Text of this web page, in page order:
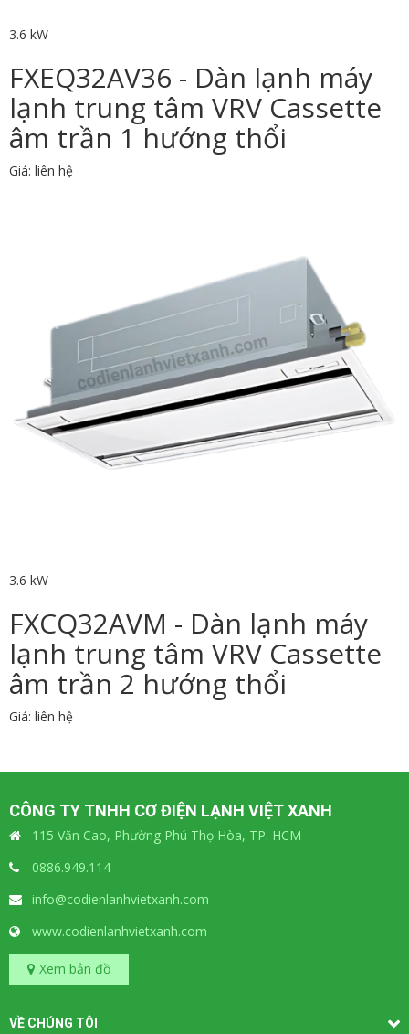
3.6 kW
FXEQ32AV36 - Dàn lạnh máy
lạnh trung tâm VRV Cassette
âm trần 1 hướng thổi
Giá: liên hệ
3.6 kW
FXCQ32AVM - Dàn lạnh máy
lạnh trung tâm VRV Cassette
âm trần 2 hướng thổi
Giá: liên hệ
CÔNG TY TNHH CƠ ĐIỆN LẠNH VIỆT XANH
115 Văn Cao, Phường Phú Thọ Hòa, TP. HCM
0886.949.114
info@codienlanhvietxanh.com
www.codienlanhvietxanh.com
Xem bản đồ
VỀ CHÚNG TÔI